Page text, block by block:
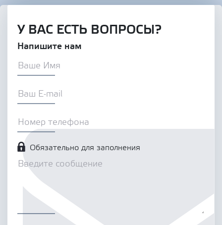
У ВАС ЕСТЬ ВОПРОСЫ?
Напишите нам
Обязательно для заполнения